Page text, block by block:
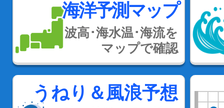
海洋予測マップ
波高･海水温･海流を
マップで確認
うねり＆風浪予想